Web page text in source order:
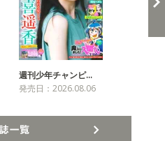
週刊少年チャンピ…
発売日：2026.08.06